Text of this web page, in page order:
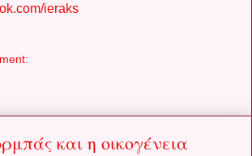
ieraks
και η οικογένεια